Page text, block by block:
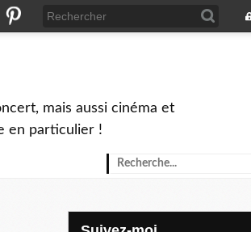
mais aussi cinéma et
en particulier !